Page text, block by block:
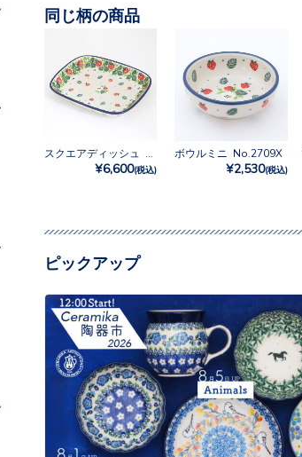
同じ柄の商品
¥6,600(税込)
ボウルミニ No.2709X
¥2,530(税込)
ピックアップ